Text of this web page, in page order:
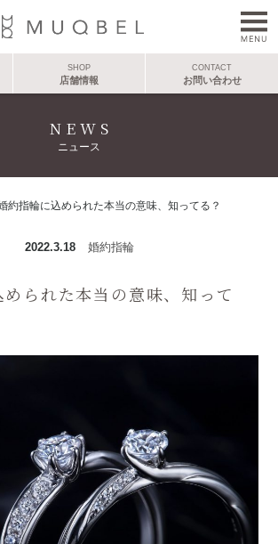
SHOP
店舗情報
CONTACT
お問い合わせ
NEWS
ニュース
約指輪に込められた本当の意味、知ってる？
2022.3.18 婚約指輪
られた本当の意味、知って